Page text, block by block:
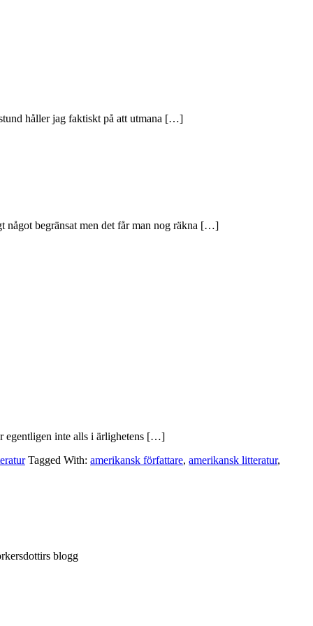
håller jag faktiskt på att utmana […]
något begränsat men det får man nog räkna […]
egentligen inte alls i ärlighetens […]
Tagged With: amerikansk författare, amerikansk litteratur,
blogg